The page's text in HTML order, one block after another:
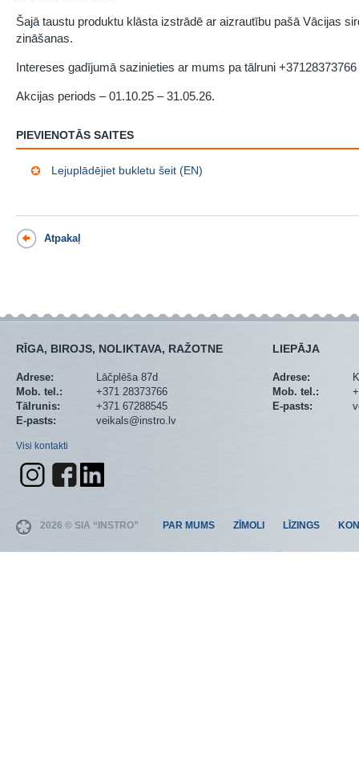
Šajā taustu produktu klāsta izstrādē ar aizrautību pašā Vācijas
zināšanas.
Intereses gadījumā sazinieties ar mums pa tālruni
Akcijas periods – 01.10.25 – 31.05.26.
PIEVIENOTĀS SAITES
Lejuplādējiet bukletu šeit (EN)
Atpakaļ
RĪGA, BIROJS, NOLIKTAVA, RAŽOTNE
Adrese:
Lāčplēša 87d
Mob. tel.:
+371 28373766
Tālrunis:
+371 67288545
E-pasts:
veikals@instro.lv
Visi kontakti
LIEPĀJA
Adrese:
Mob. tel.:
E-pasts:
2026 © SIA “INSTRO” PAR MUMS ZĪMOLI LĪZINGS